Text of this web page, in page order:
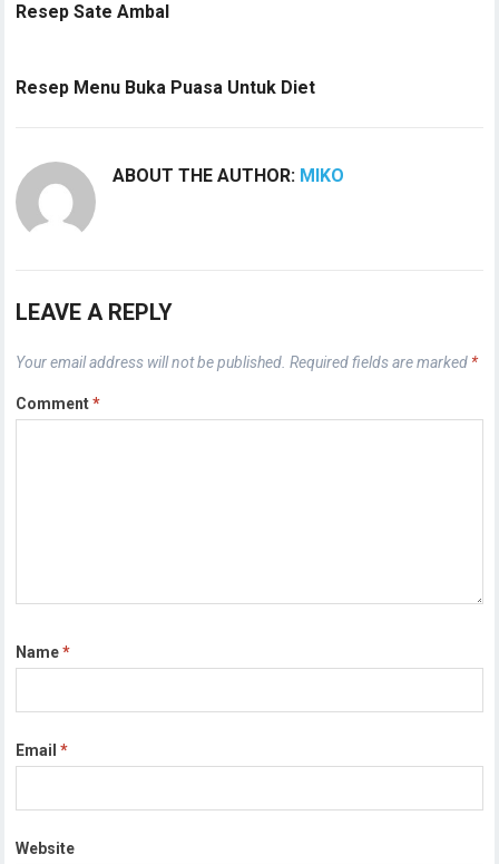
Resep Sate Ambal
Resep Menu Buka Puasa Untuk Diet
ABOUT THE AUTHOR: MIKO
LEAVE A REPLY
Your email address will not be published. Required fields are marked *
Comment*
Name*
Email*
Website